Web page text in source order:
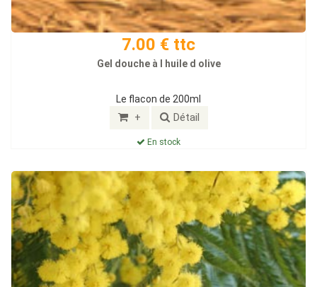
7.00 € ttc
Gel douche à l huile d olive
Le flacon de 200ml
+ Détail
En stock